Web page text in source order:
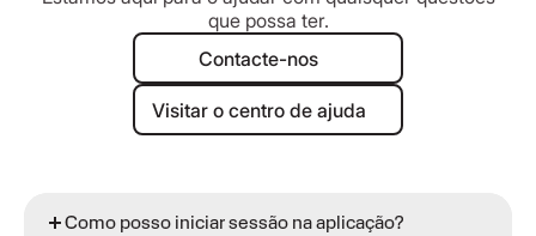
que possa ter.
Contacte-nos
Contacte-nos
Visitar o centro de ajuda
Visitar o centro de ajuda
Como posso iniciar sessão na aplicação?